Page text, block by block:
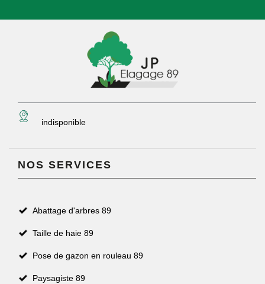
indisponible
NOS SERVICES
Abattage d'arbres 89
Taille de haie 89
Pose de gazon en rouleau 89
Paysagiste 89